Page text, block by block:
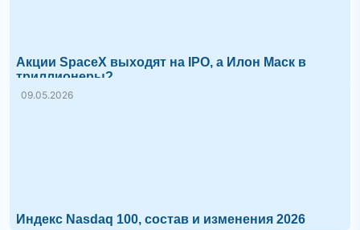
Акции SpaceX выходят на IPO, а Илон Маск в
триллионеры?
09.05.2026
Индекс Nasdaq 100, состав и изменения 2026